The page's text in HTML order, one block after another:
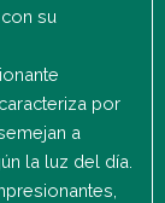
su
por
a
la luz del día.